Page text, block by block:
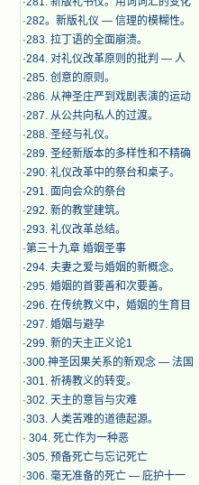
·282。新版礼仪 — 信理的模糊性。
·283. 拉丁语的全面崩溃。
·284. 对礼仪改革原则的批判 — 人
·285. 创意的原则。
·286. 从神圣庄严到戏剧表演的运动
·287. 从公共向私人的过渡。
·288. 圣经与礼仪。
·289. 圣经新版本的多样性和不精确
·290. 礼仪改革中的祭台和桌子。
·291. 面向会众的祭台
·292. 新的教堂建筑。
·293. 礼仪改革总结。
·第三十九章 婚姻圣事
·294. 夫妻之爱与婚姻的新概念。
·295. 婚姻的首要善和次要善。
·296. 在传统教义中，婚姻的生育目
·297. 婚姻与避孕
·299. 新的天主正义论1
·300.神圣因果关系的新观念 — 法国
·301. 祈祷教义的转变。
·302. 天主的意旨与灾难
·303. 人类苦难的道德起源。
· 304. 死亡作为一种恶
·305. 预备死亡与忘记死亡
·306. 毫无准备的死亡 — 庇护十一